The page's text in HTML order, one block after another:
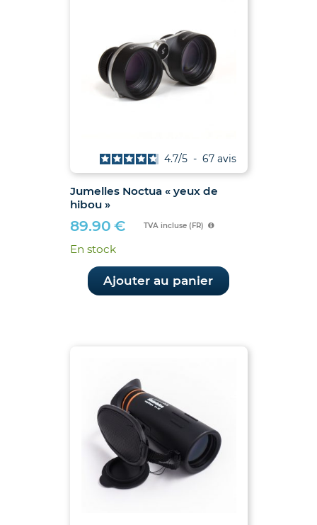
Jumelles Noctua « yeux de
hibou »
4.7/5 - 67 avis
89.90 € TVA incluse (FR)
En stock
Ajouter au panier